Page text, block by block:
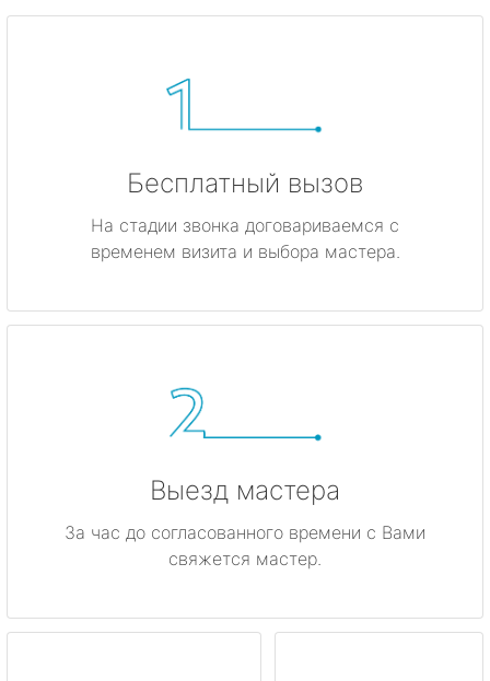
Бесплатный вызов
На стадии звонка договариваемся с
временем визита и выбора мастера.
Выезд мастера
За час до согласованного времени с Вами
свяжется мастер.